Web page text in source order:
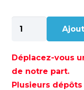
quantité
de
DE
PROTECTION
BLANC
Déplacez-vous
de notre part.
Plusieurs